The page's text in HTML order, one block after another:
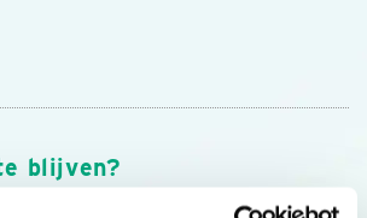
blijven?
nieuws, inspiratie, acties en tips